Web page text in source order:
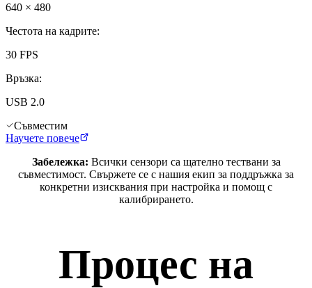
640 × 480
Честота на кадрите:
30 FPS
Връзка:
USB 2.0
Съвместим
Научете повече
Забележка: Всички сензори са щателно тествани за
съвместимост. Свържете се с нашия екип за поддръжка за
конкретни изисквания при настройка и помощ с
калибрирането.
Процес на